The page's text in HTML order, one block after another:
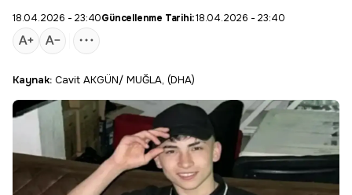
18.04.2026 - 23:40Güncellenme Tarihi:18.04.2026 - 23:40
Kaynak: Cavit AKGÜN/ MUĞLA, (DHA)